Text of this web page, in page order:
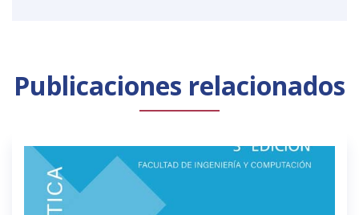
Publicaciones relacionados